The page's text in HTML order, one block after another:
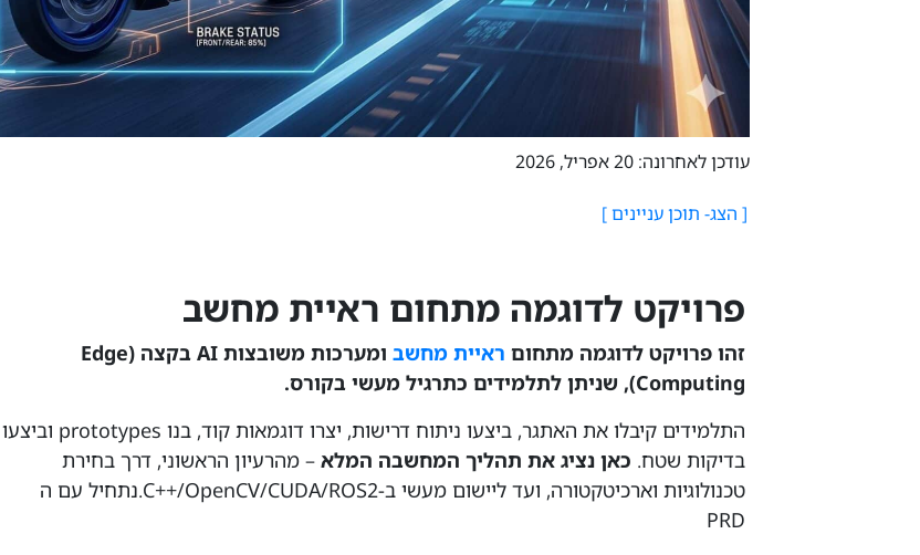
עודכן לאחרונה: 20 אפריל, 2026
פרויקט לדוגמה מתחום ראיית מחשב
זהו פרויקט לדוגמה מתחום ראיית מחשב
ומערכות משובצות AI בקצה (Edge
Computing), שניתן לתלמידים כתרגיל מעשי בקורס.
התלמידים קיבלו את האתגר, ביצעו ניתוח דרישות, יצרו דוגמאות קוד, בנו prototypes וביצעו
בדיקות שטח. כאן נציג את תהליך המחשבה המלא – מהרעיון הראשוני, דרך בחירת
טכנולוגיות וארכיטקטורה, ועד ליישום מעשי ב‑C++/OpenCV/CUDA/ROS2.נתחיל עם ה
PRD